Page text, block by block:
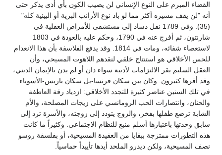
القضاء المبرم على النوع الإنساني لن يصيب الكون بأي أذى يذكر حتى
أنه "لن يقف مسيره أكثر مما لو باد نوع الأرانب البرية أو البيئية كله"
(35). وفي 1789 نقل دساد إلى مستشفى للأمراض العقلية في
شارنتون، ثم أفرج عنه في 1790، وحكم عليه بالعودة في 1803
لاستعصاء شفائه، ومات في 1814. وقد يدفع الفلاسفة بأن هذا الانعدام
للحس الأخلاقي هو استنتاج خلقي لنقدهم اللاهوت المسيحي، وأن
العقل السليم يقر الالتزامات لأدبية سواء دان أو لم يدن بالإيمان الديني،
وقد أقرها كثيرون. وكان بين سكان فرنسا-بل سكان باريس-الأسوياء
في تلك السنين عناصر كثيرة للتجدد الأخلاقي: ازدياد رقة العاطفة
والحنان، وانتصارات الحب الرومانسي على زيجات المصلحة، والأم
الشابة ترضع طفلها بفخر، والزوج يتودد إلى زوجته، والأسرة ترد إلى
سابق وحدتها باعتبارها أسلم منبع للنظام الاجتماعي. وكثيراً ما كانت
هذه التطورات ممتزجة ببقايا من العقيدة المسيحية، أو بفلسفة روسو
نصف المسيحية، ولكن ديدرو الملحد أيدها تأييداً حماسياً.